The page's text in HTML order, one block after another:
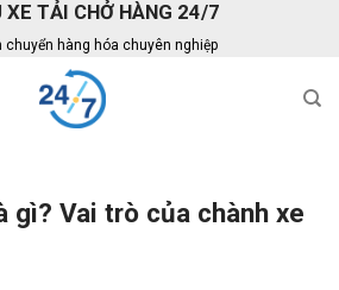
XE TẢI CHỞ HÀNG 24/7
chuyển hàng hóa chuyên nghiệp
gì? Vai trò của chành xe